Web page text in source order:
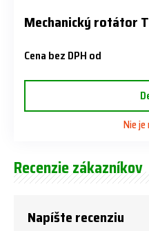
Mechanický rotátor
Cena bez DPH od
Nie
Recenzie zákazníkov
Napíšte recenziu